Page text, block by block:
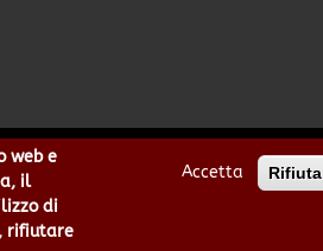
| Codice IPA: cmge
riservata
web e
il
di
rifiutare
Accetta Rifiuta